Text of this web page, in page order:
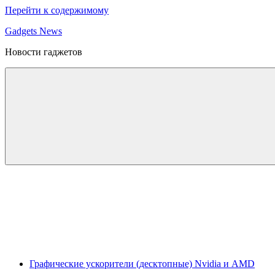
Перейти к содержимому
Gadgets News
Новости гаджетов
Графические ускорители (десктопные) Nvidia и AMD